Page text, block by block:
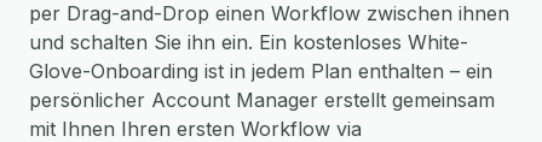
per Drag-and-Drop einen Workflow zwischen ihnen
und schalten Sie ihn ein. Ein kostenloses White-
Glove-Onboarding ist in jedem Plan enthalten – ein
persönlicher Account Manager erstellt gemeinsam
mit Ihnen Ihren ersten Workflow via